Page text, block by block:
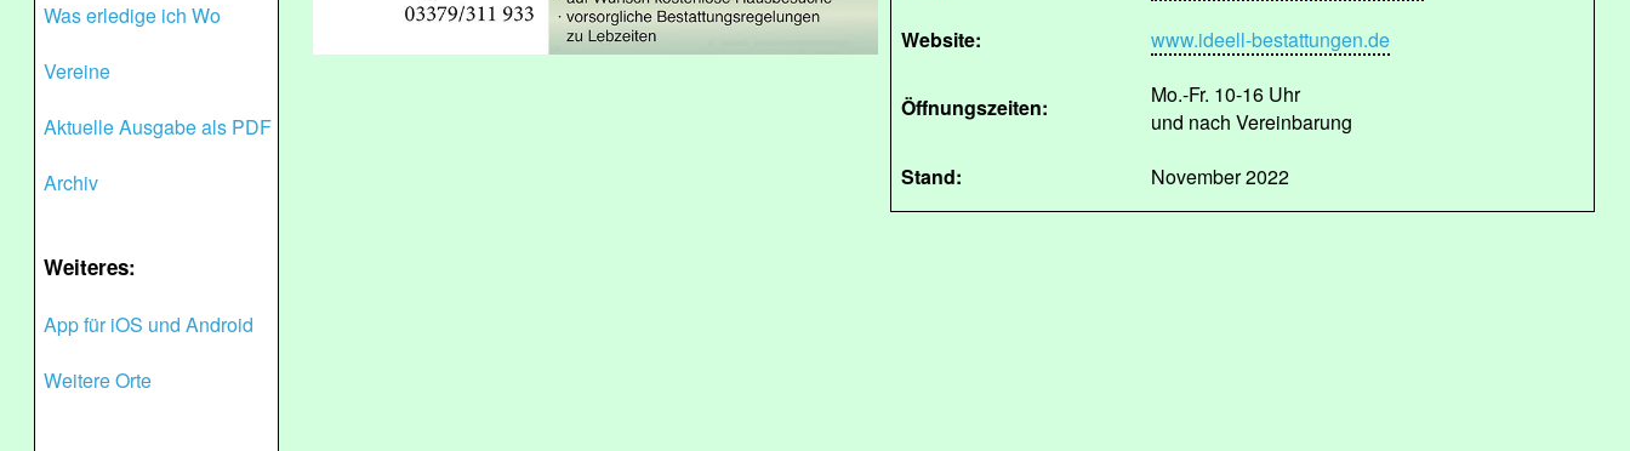
Was erledige ich Wo
Vereine
Aktuelle Ausgabe als PDF
Archiv
Weiteres:
App für iOS und Android
Weitere Orte
Website:
www.ideell-bestattungen.de
Öffnungszeiten:
Mo.-Fr. 10-16 Uhr
und nach Vereinbarung
Stand:
November 2022